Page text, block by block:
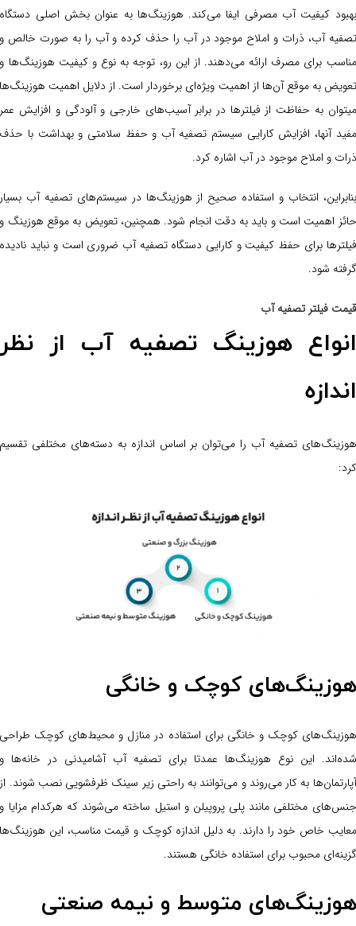
بهبود کیفیت آب مصرفی ایفا می‌کند. هوزینگ‌ها به عنوان بخش اصلی دستگاه
تصفیه آب، ذرات و املاح موجود در آب را حذف کرده و آب را به صورت خالص و
مناسب برای مصرف ارائه می‌دهند. از این رو، توجه به نوع و کیفیت هوزینگ‌ها و
تعویض به موقع آن‌ها از اهمیت ویژه‌ای برخوردار است. از دلایل اهمیت هوزینگ‌ها
میتوان به حفاظت از فیلترها در برابر آسیب‌های خارجی و آلودگی و افزایش عمر
مفید آنها، افزایش کارایی سیستم تصفیه آب و حفظ سلامتی و بهداشت با حذف
ذرات و املاح موجود در آب اشاره کرد.
بنابراین، انتخاب و استفاده صحیح از هوزینگ‌ها در سیستم‌های تصفیه آب بسیار
حائز اهمیت است و باید به دقت انجام شود. همچنین، تعویض به موقع هوزینگ و
فیلترها برای حفظ کیفیت و کارایی دستگاه تصفیه آب ضروری است و نباید نادیده
گرفته شود.
قیمت فیلتر تصفیه آب
انواع هوزینگ تصفیه آب از نظر
اندازه
هوزینگ‌های تصفیه آب را می‌توان بر اساس اندازه به دسته‌های مختلفی تقسیم
کرد:
هوزینگ‌های کوچک و خانگی
هوزینگ‌های کوچک و خانگی برای استفاده در منازل و محیط‌های کوچک طراحی
شده‌اند. این نوع هوزینگ‌ها عمدتا برای تصفیه آب آشامیدنی در خانه‌ها و
آپارتمان‌ها به کار می‌روند و می‌توانند به راحتی زیر سینک ظرفشویی نصب شوند. از
جنس‌های مختلفی مانند پلی پروپیلن و استیل ساخته می‌شوند که هرکدام مزایا و
معایب خاص خود را دارند. به دلیل اندازه کوچک و قیمت مناسب، این هوزینگ‌ها
گزینه‌ای محبوب برای استفاده خانگی هستند.
هوزینگ‌های متوسط و نیمه صنعتی